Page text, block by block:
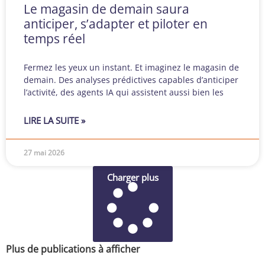
Le magasin de demain saura
anticiper, s’adapter et piloter en
temps réel
Fermez les yeux un instant. Et imaginez le magasin de
demain. Des analyses prédictives capables d’anticiper
l’activité, des agents IA qui assistent aussi bien les
LIRE LA SUITE »
27 mai 2026
Charger plus
Plus de publications à afficher